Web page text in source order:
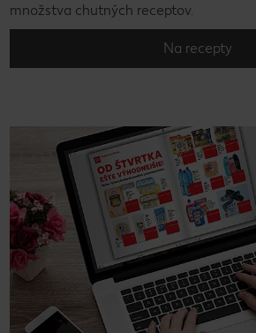
množstva chutných receptov.
Na recepty